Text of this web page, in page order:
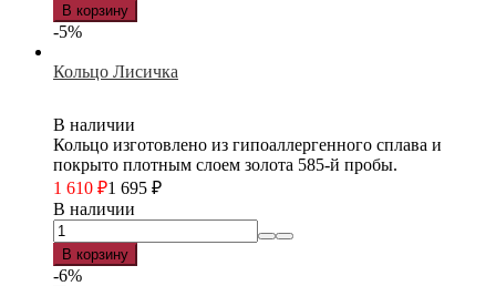
В корзину
-5%
Кольцо Лисичка
В наличии
Кольцо изготовлено из гипоаллергенного сплава и
покрыто плотным слоем золота 585-й пробы.
1 610 ₽1 695 ₽
В наличии
В корзину
-6%